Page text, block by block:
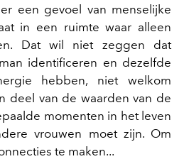
een gevoel van menselijke
in een ruimte waar alleen
Dat wil niet zeggen dat
identificeren en dezelfde
hebben, niet welkom
deel van de waarden van de
momenten in het leven
vrouwen moet zijn. Om
te maken...